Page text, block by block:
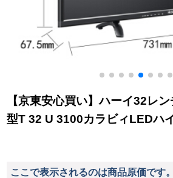
【京東安心買い】ハーイ32レ
型T 32 U 3100カラビィLEDハ
ここで表示されるのは商品原価です